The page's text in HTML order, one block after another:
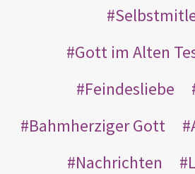
Gott im Alten
Feindesliebe
Bahmherziger Gott
Nachrichten